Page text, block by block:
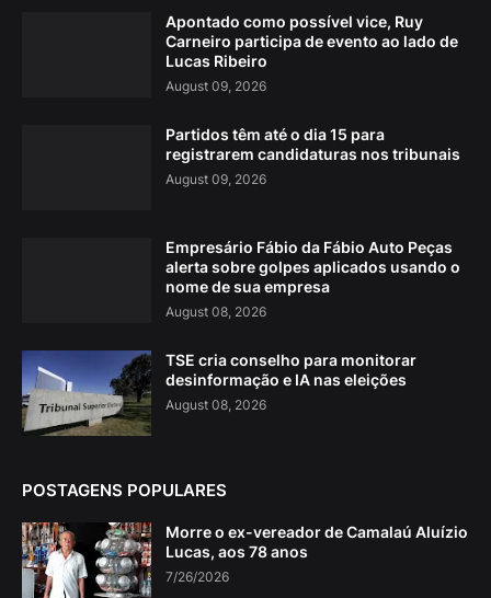
Apontado como possível vice, Ruy
Carneiro participa de evento ao lado de
Lucas Ribeiro
August 09, 2026
Partidos têm até o dia 15 para
registrarem candidaturas nos tribunais
August 09, 2026
Empresário Fábio da Fábio Auto Peças
alerta sobre golpes aplicados usando o
nome de sua empresa
August 08, 2026
TSE cria conselho para monitorar
desinformação e IA nas eleições
August 08, 2026
POSTAGENS POPULARES
Morre o ex-vereador de Camalaú Aluízio
Lucas, aos 78 anos
7/26/2026